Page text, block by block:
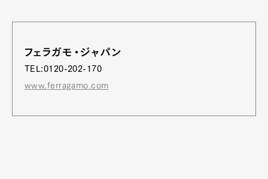
フェラガモ・ジャパン
TEL:0120-202-170
www.ferragamo.com